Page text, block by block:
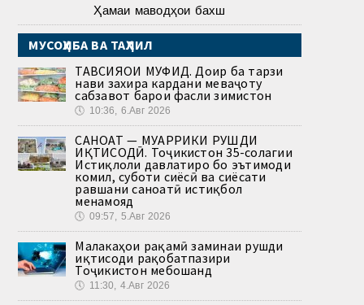
Ҳамаи маводҳои бахш
МУСОҲИБА ВА ТАҲЛИЛ
ТАВСИЯҲОИ МУФИД. Доир ба тарзи
нави захира кардани меваҷоту
сабзавот барои фасли зимистон
🕔 10:36, 6.Авг 2026
САНОАТ — МУҲАРРИКИ РУШДИ
ИҚТИСОДӢ. Тоҷикистон 35-солагии
Истиқлоли давлатиро бо эътимоди
комил, суботи сиёсӣ ва сиёсати
равшани саноатӣ истиқбол
менамояд
🕔 09:57, 5.Авг 2026
Малакаҳои рақамӣ заминаи рушди
иқтисоди рақобатпазири
Тоҷикистон мебошанд
🕔 11:30, 4.Авг 2026